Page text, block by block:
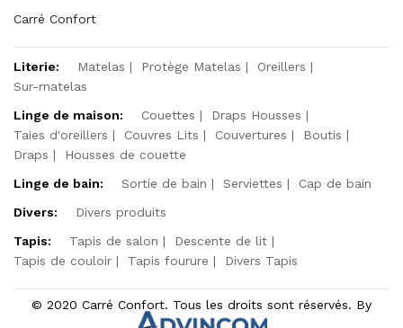
Carré Confort
Literie: Matelas Protège Matelas
Oreillers
Sur-matelas
Linge de maison:
Couettes
Draps Housses
Taies d'oreillers
Couvres Lits Couvertures
Boutis
Draps
Housses de couette
Linge de bain:
Sortie de bain Serviettes
Cap de bain
Divers:
Divers produits
Tapis:
Tapis de salon
Descente de lit
Tapis de couloir
Tapis fourure Divers Tapis
© 2020 Carré Confort. Tous les droits sont réservés. By